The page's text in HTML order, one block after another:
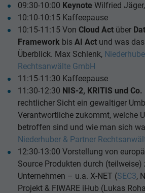
09:30-10:00 Keynote Wilfried Jäger,
10:10-10:15 Kaffeepause
10:15-11:15 Von Cloud Act über
Framework bis AI Act und was
Überblick. Max Schlenk,
Rechtsanwälte GmbH
11:15-11:30 Kaffeepause
11:30-12:30 NIS-2, KRITIS und Co.
rechtlicher Sicht ein gewaltiger
Verantwortliche zukommt, welche
betroffen sind und wie man sich
Niederhuber & Partner
12:30-13:00 Vorstellung von
Source Produkten durch (teilweise)
Unternehmen – u.a. X-NET (SEC3,
Projekt & FIWARE iHub (Lukas